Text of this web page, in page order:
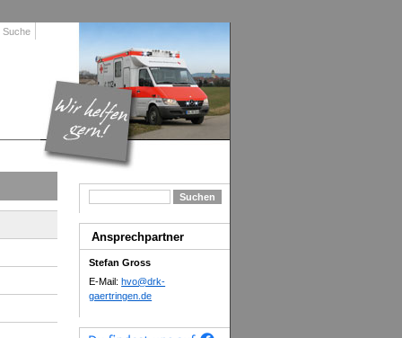
Suche
Ansprechpartner
Stefan Gross
E-Mail:hvo@drk-
gaertringen.de